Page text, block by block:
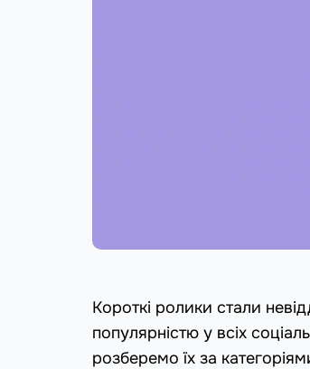
Короткі ролики стали
популярністю у всіх
розберемо їх за